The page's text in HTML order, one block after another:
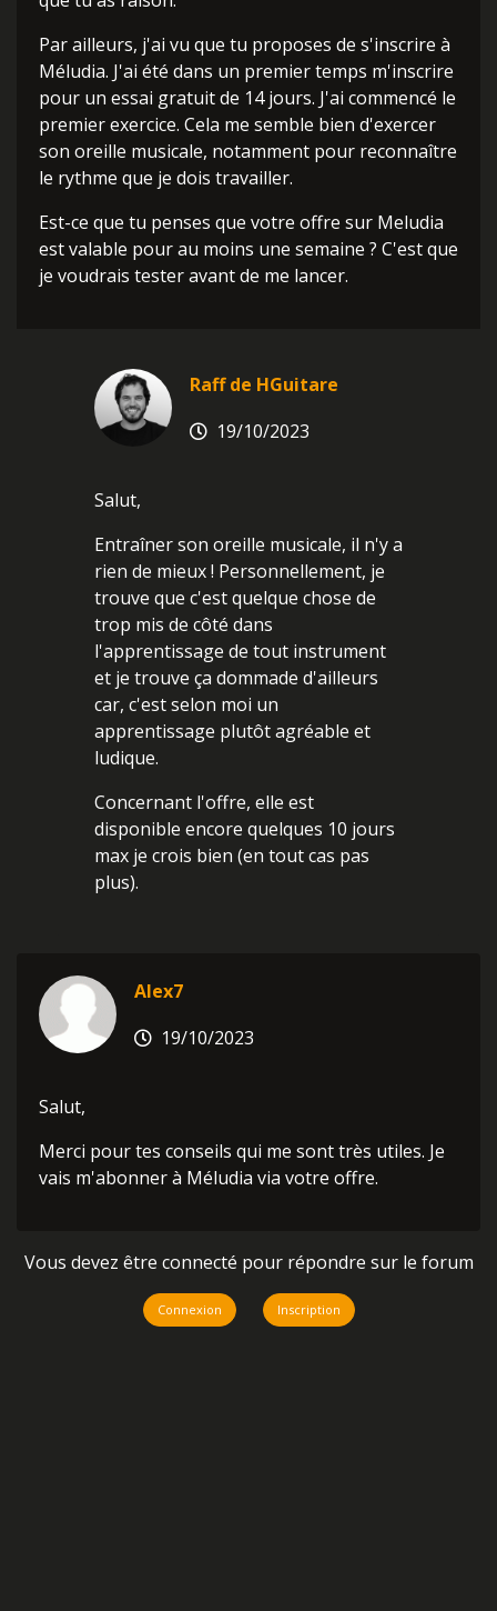
Par ailleurs, j'ai vu que tu proposes de s'inscrire à
Méludia. J'ai été dans un premier temps m'inscrire
pour un essai gratuit de 14 jours. J'ai commencé le
premier exercice. Cela me semble bien d'exercer
son oreille musicale, notamment pour reconnaître
le rythme que je dois travailler.
Est-ce que tu penses que votre offre sur Meludia
est valable pour au moins une semaine ? C'est que
je voudrais tester avant de me lancer.
Raff de HGuitare
19/10/2023
Salut,
Entraîner son oreille musicale, il n'y a
rien de mieux ! Personnellement, je
trouve que c'est quelque chose de
trop mis de côté dans
l'apprentissage de tout instrument
et je trouve ça dommade d'ailleurs
car, c'est selon moi un
apprentissage plutôt agréable et
ludique.
Concernant l'offre, elle est
disponible encore quelques 10 jours
max je crois bien (en tout cas pas
plus).
Alex7
19/10/2023
Salut,
Merci pour tes conseils qui me sont très utiles. Je
vais m'abonner à Méludia via votre offre.
Vous devez être connecté pour répondre sur le forum
Connexion Inscription